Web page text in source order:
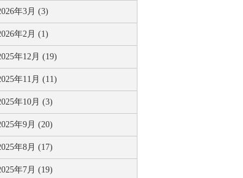
年3月 (3)
年2月 (1)
年12月 (19)
年11月 (11)
年10月 (3)
年9月 (20)
年8月 (17)
年7月 (19)